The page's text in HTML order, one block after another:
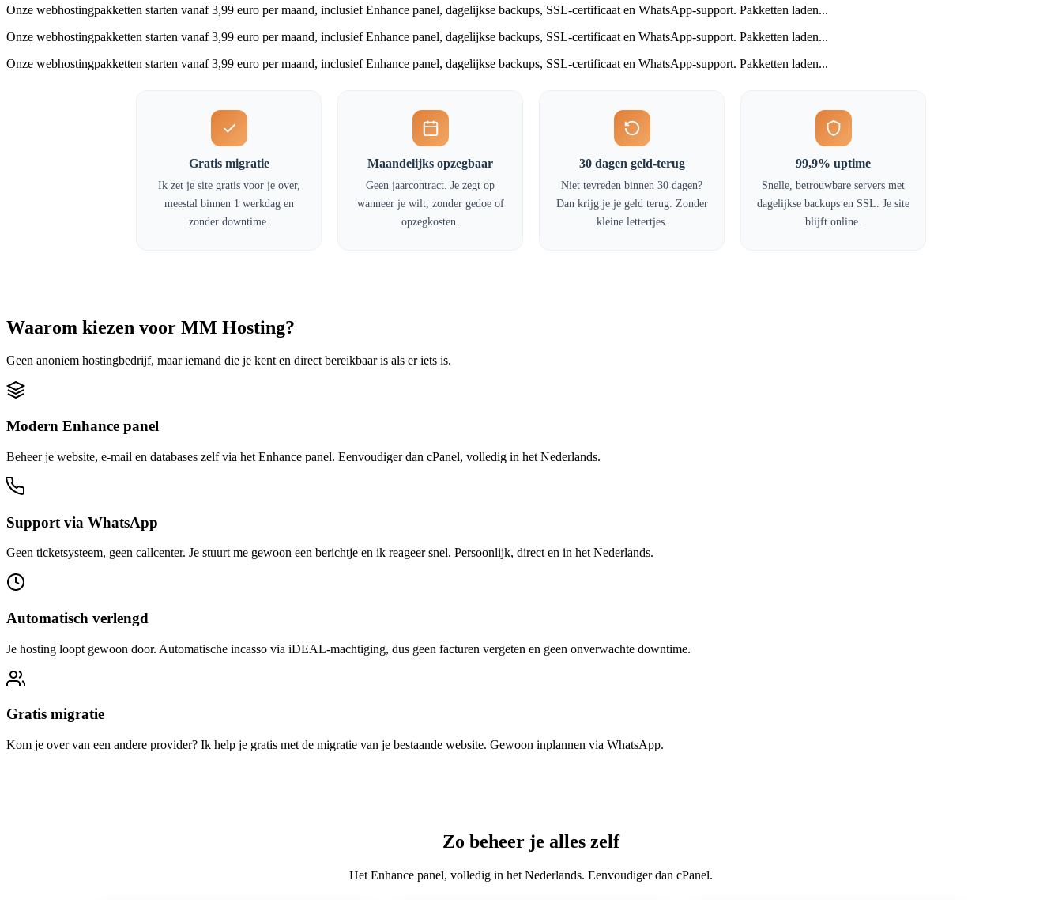
Onze webhostingpakketten starten vanaf 3,99 euro per maand, inclusief Enhance panel, dagelijkse backups, SSL-certificaat en WhatsApp-support. Pakketten laden...
Onze webhostingpakketten starten vanaf 3,99 euro per maand, inclusief Enhance panel, dagelijkse backups, SSL-certificaat en WhatsApp-support. Pakketten laden...
Onze webhostingpakketten starten vanaf 3,99 euro per maand, inclusief Enhance panel, dagelijkse backups, SSL-certificaat en WhatsApp-support. Pakketten laden...
Gratis migratie
Ik zet je site gratis voor je over,
meestal binnen 1 werkdag en
zonder downtime.
Maandelijks opzegbaar
Geen jaarcontract. Je zegt op
wanneer je wilt, zonder gedoe of
opzegkosten.
30 dagen geld-terug
Niet tevreden binnen 30 dagen?
Dan krijg je je geld terug. Zonder
kleine lettertjes.
99,9% uptime
Snelle, betrouwbare servers met
dagelijkse backups en SSL. Je site
blijft online.
Waarom kiezen voor MM Hosting?
Geen anoniem hostingbedrijf, maar iemand die je kent en direct bereikbaar is als er iets is.
Modern Enhance panel
Beheer je website, e-mail en databases zelf via het Enhance panel. Eenvoudiger dan cPanel, volledig in het Nederlands.
Support via WhatsApp
Geen ticketsysteem, geen callcenter. Je stuurt me gewoon een berichtje en ik reageer snel. Persoonlijk, direct en in het Nederlands.
Automatisch verlengd
Je hosting loopt gewoon door. Automatische incasso via iDEAL-machtiging, dus geen facturen vergeten en geen onverwachte downtime.
Gratis migratie
Kom je over van een andere provider? Ik help je gratis met de migratie van je bestaande website. Gewoon inplannen via WhatsApp.
Zo beheer je alles zelf
Het Enhance panel, volledig in het Nederlands. Eenvoudiger dan cPanel.